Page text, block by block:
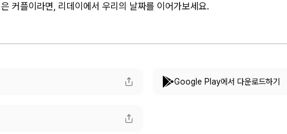
커플이라면, 리데이에서 우리의 날짜를 이어가보세요.
Google Play에서 다운로드하기